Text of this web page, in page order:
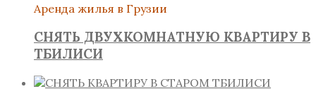
Аренда жилья в Грузии
СНЯТЬ ДВУХКОМНАТНУЮ КВАРТИРУ В
ТБИЛИСИ